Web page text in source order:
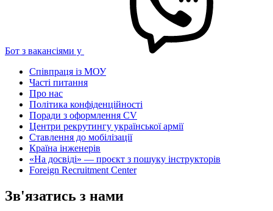
Бот з вакансіями у
Співпраця із МОУ
Часті питання
Про нас
Політика конфіденційності
Поради з оформлення CV
Центри рекрутингу української армії
Ставлення до мобілізації
Країна інженерів
«На досвіді» — проєкт з пошуку інструкторів
Foreign Recruitment Center
Зв'язатись з нами